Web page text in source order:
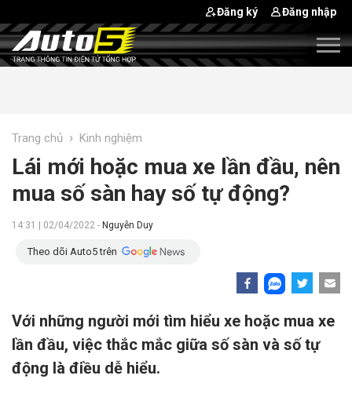
Đăng ký Đăng nhập
Trang chủ › Kinh nghiệm
Lái mới hoặc mua xe lần đầu, nên
mua số sàn hay số tự động?
14:31 | 02/04/2022 - Nguyễn Duy
Theo dõi Auto5 trên
Với những người mới tìm hiểu xe hoặc mua xe
lần đầu, việc thắc mắc giữa số sàn và số tự
động là điều dễ hiểu.